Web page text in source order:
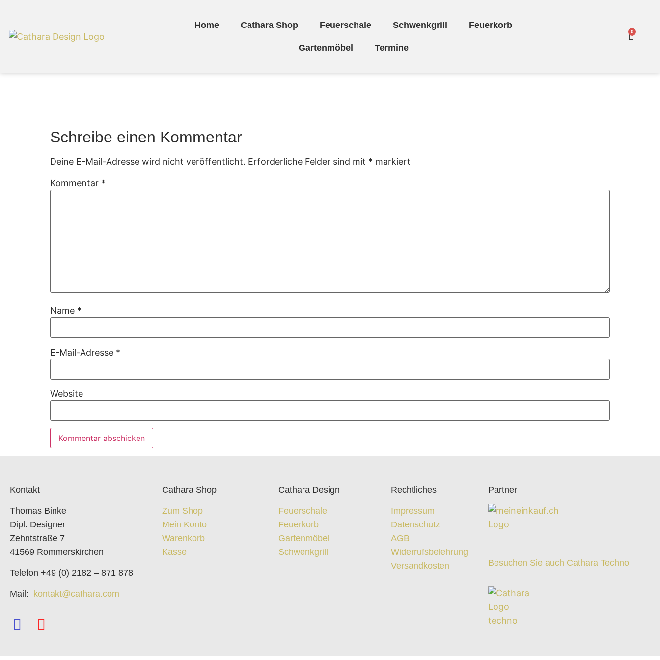
Home Cathara Shop Feuerschale Schwenkgrill Feuerkorb
Gartenmöbel Termine
0
Schreibe einen Kommentar
Deine E-Mail-Adresse wird nicht veröffentlicht. Erforderliche Felder sind mit * markiert
Kommentar *
Name *
E-Mail-Adresse *
Website
Kontakt
Thomas Binke
Dipl. Designer
Zehntstraße 7
41569 Rommerskirchen
Telefon +49 (0) 2182 – 871 878
Mail: kontakt@cathara.com
Cathara Shop
Zum Shop
Mein Konto
Warenkorb
Kasse
Cathara Design
Feuerschale
Feuerkorb
Gartenmöbel
Schwenkgrill
Rechtliches
Impressum
Datenschutz
AGB
Widerrufsbelehrung
Versandkosten
Partner
Besuchen Sie auch Cathara Techno